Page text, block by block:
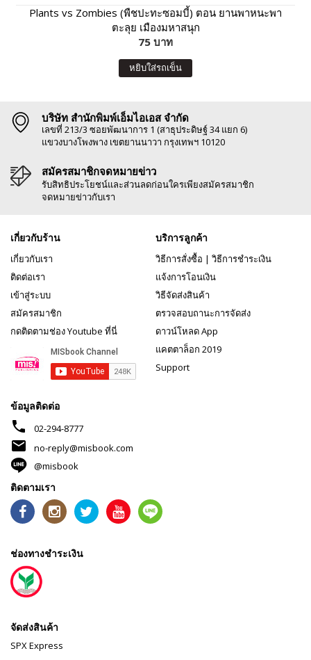
Plants vs Zombies (พืชปะทะซอมบี้) ตอน ยานพาหนะพา
ตะลุย เมืองมหาสนุก
75 บาท
หยิบใส่รถเข็น
บริษัท สำนักพิมพ์เอ็มไอเอส จำกัด
เลขที่ 213/3 ซอยพัฒนาการ 1 (สาธุประดิษฐ์ 34 แยก 6)
แขวงบางโพงพาง เขตยานนาวา กรุงเทพฯ 10120
สมัครสมาชิกจดหมายข่าว
รับสิทธิประโยชน์และส่วนลดก่อนใครเพียงสมัครสมาชิก
จดหมายข่าวกับเรา
เกี่ยวกับร้าน
เกี่ยวกับเรา
ติดต่อเรา
เข้าสู่ระบบ
สมัครสมาชิก
กดติดตามช่อง Youtube ที่นี่
บริการลูกค้า
วิธีการสั่งซื้อ | วิธีการชำระเงิน
แจ้งการโอนเงิน
วิธีจัดส่งสินค้า
ตรวจสอบถานะการจัดส่ง
ดาวน์โหลด App
แคตตาล็อก 2019
Support
ข้อมูลติดต่อ
phone 02-294-8777
mail
no-reply@misbook.com
@misbook
ติดตามเรา
ช่องทางชำระเงิน
จัดส่งสินค้า
SPX Express